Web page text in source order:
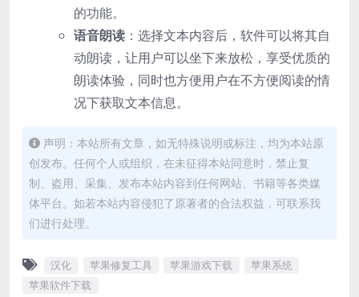
的功能。
语音朗读 ：选择文本内容后，软件可以将其自
动朗读，让用户可以坐下来放松，享受优质的
朗读体验，同时也方便用户在不方便阅读的情
况下获取文本信息。
声明：本站所有文章，如无特殊说明或标注，均为本站原
创发布。任何个人或组织，在未征得本站同意时，禁止复
制、盗用、采集、发布本站内容到任何网站、书籍等各类媒
体平台。如若本站内容侵犯了原著者的合法权益，可联系我
们进行处理。
汉化 苹果修复工具 苹果游戏下载
苹果系统
苹果软件下载